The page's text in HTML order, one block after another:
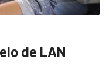
de LAN